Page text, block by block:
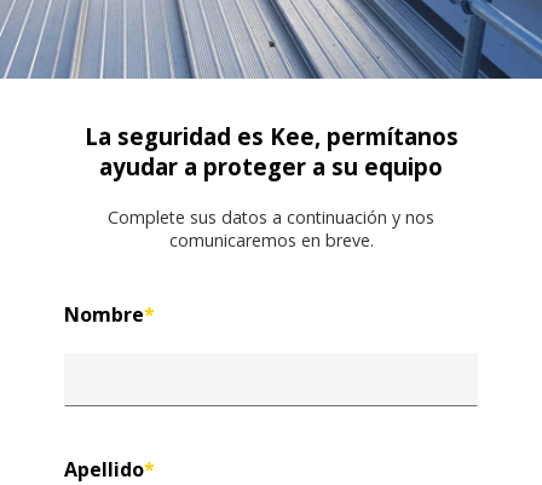
La seguridad es Kee, permítanos
ayudar a proteger a su equipo
Complete sus datos a continuación y nos
comunicaremos en breve.
Nombre*
Apellido*